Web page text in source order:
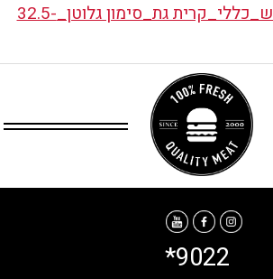
6.7.22_תפריט חדש_כללי_קרית גת_סימון גלוטן_32.5-
*9022